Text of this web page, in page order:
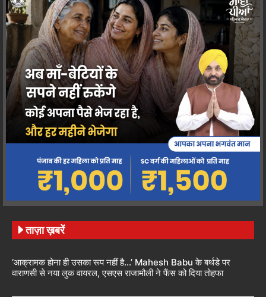
ताज़ा ख़बरें
‘आक्रामक होना ही उसका रूप नहीं है…’ Mahesh Babu के बर्थडे पर
वाराणसी से नया लुक वायरल, एसएस राजामौली ने फैंस को दिया तोहफा